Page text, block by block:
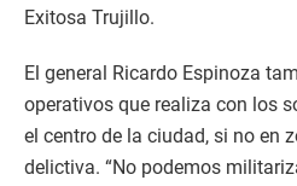
Exitosa Trujillo.
El general Ricardo Espinoza
operativos que realiza con los
el centro de la ciudad, si no en
delictiva. “No podemos